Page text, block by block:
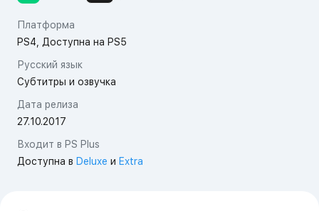
Платформа
PS4, Доступна на PS5
Русский язык
Субтитры и озвучка
Дата релиза
27.10.2017
Входит в PS Plus
Доступна в Deluxe и Extra